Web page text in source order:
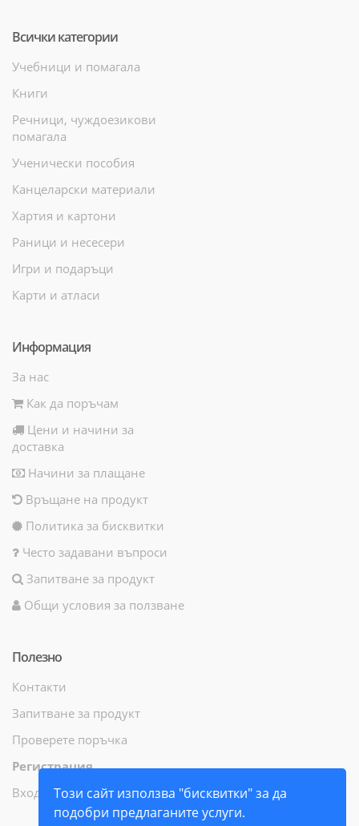
Този сайт използва "бисквитки" за да
подобри предлаганите услуги.
Всички категории
Учебници и помагала
Книги
Речници, чуждоезикови
помагала
Ученически пособия
Канцеларски материали
Хартия и картони
Раници и несесери
Игри и подаръци
Карти и атласи
Информация
За нас
Как да поръчам
Цени и начини за
доставка
Начини за плащане
Връщане на продукт
Политика за бисквитки
Често задавани въпроси
Запитване за продукт
Общи условия за ползване
Полезно
Контакти
Запитване за продукт
Проверете поръчка
Регистрация
Вход